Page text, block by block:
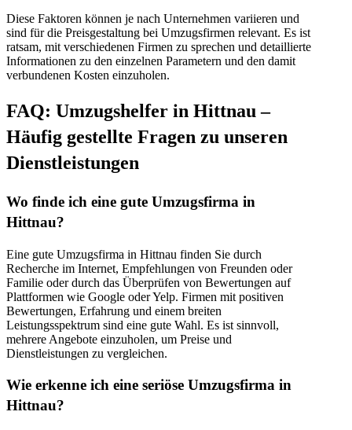
Diese Faktoren können je nach Unternehmen variieren und
sind für die Preisgestaltung bei Umzugsfirmen relevant. Es ist
ratsam, mit verschiedenen Firmen zu sprechen und detaillierte
Informationen zu den einzelnen Parametern und den damit
verbundenen Kosten einzuholen.
FAQ: Umzugshelfer in Hittnau –
Häufig gestellte Fragen zu unseren
Dienstleistungen
Wo finde ich eine gute Umzugsfirma in
Hittnau?
Eine gute Umzugsfirma in Hittnau finden Sie durch
Recherche im Internet, Empfehlungen von Freunden oder
Familie oder durch das Überprüfen von Bewertungen auf
Plattformen wie Google oder Yelp. Firmen mit positiven
Bewertungen, Erfahrung und einem breiten
Leistungsspektrum sind eine gute Wahl. Es ist sinnvoll,
mehrere Angebote einzuholen, um Preise und
Dienstleistungen zu vergleichen.
Wie erkenne ich eine seriöse Umzugsfirma in
Hittnau?